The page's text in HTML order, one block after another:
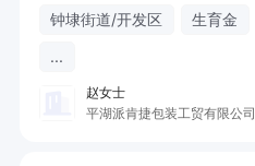
钟埭街道/开发区 生育金
...
赵女士
平湖派肯捷包装工贸有限公司